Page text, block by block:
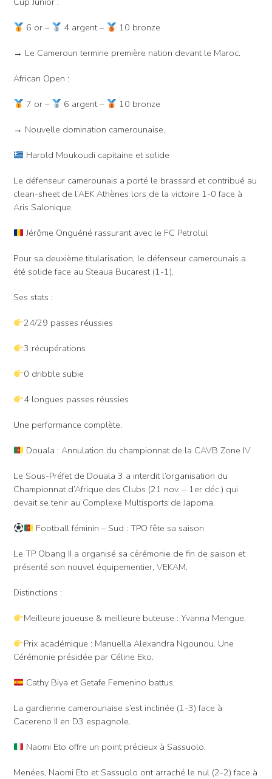
6 or – 4 argent – 10 bronze
→ Le Cameroun termine première nation devant le Maroc.
African Open :
7 or – 6 argent – 10 bronze
→ Nouvelle domination camerounaise.
Harold Moukoudi capitaine et solide
Le défenseur camerounais a porté le brassard et contribué au
clean-sheet de l’AEK Athènes lors de la victoire 1-0 face à
Aris Salonique.
Jérôme Onguéné rassurant avec le FC Petrolul
Pour sa deuxième titularisation, le défenseur camerounais a
été solide face au Steaua Bucarest (1-1).
Ses stats :
24/29 passes réussies
3 récupérations
0 dribble subie
4 longues passes réussies
Une performance complète.
Douala : Annulation du championnat de la CAVB Zone IV
Le Sous-Préfet de Douala 3 a interdit l’organisation du
Championnat d’Afrique des Clubs (21 nov. – 1er déc.) qui
devait se tenir au Complexe Multisports de Japoma.
Football féminin – Sud : TPO fête sa saison
Le TP Obang II a organisé sa cérémonie de fin de saison et
présenté son nouvel équipementier, VEKAM.
Distinctions :
Meilleure joueuse & meilleure buteuse : Yvanna Mengue.
Prix académique : Manuella Alexandra Ngounou. Une
Cérémonie présidée par Céline Eko.
Cathy Biya et Getafe Femenino battus.
La gardienne camerounaise s’est inclinée (1-3) face à
Cacereno II en D3 espagnole.
Naomi Eto offre un point précieux à Sassuolo.
Menées, Naomi Eto et Sassuolo ont arraché le nul (2-2) face à